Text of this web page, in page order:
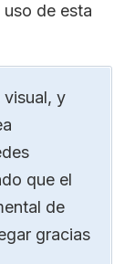
de esta
y
que el
de
gracias